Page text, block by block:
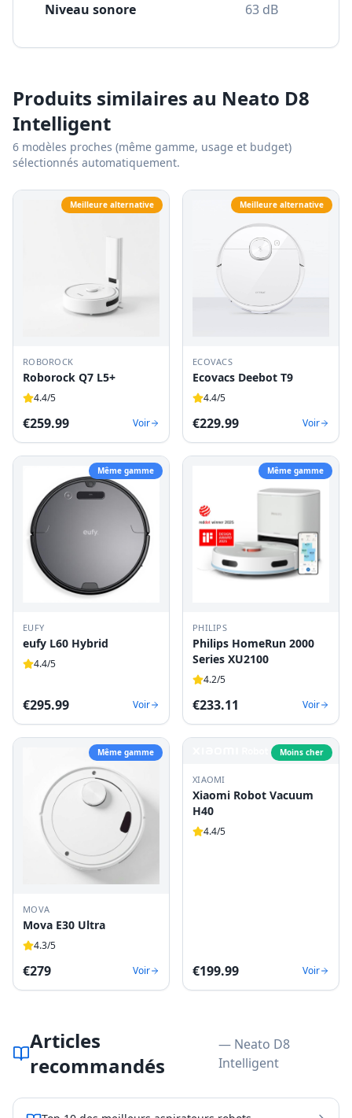
Niveau sonore 63 dB
Produits similaires au Neato D8
Intelligent
6 modèles proches (même gamme, usage et budget)
sélectionnés automatiquement.
Meilleure alternative
ROBOROCK
Roborock Q7 L5+
4.4/5
€259.99 Voir
Meilleure alternative
ECOVACS
Ecovacs Deebot T9
4.4/5
€229.99 Voir
Même gamme
EUFY
eufy L60 Hybrid
4.4/5
€295.99 Voir
Même gamme
PHILIPS
Philips HomeRun 2000
Series XU2100
4.2/5
€233.11 Voir
Même gamme
MOVA
Mova E30 Ultra
4.3/5
€279 Voir
Moins cher
XIAOMI
Xiaomi Robot Vacuum
H40
4.4/5
€199.99 Voir
Articles
recommandés
— Neato D8
Intelligent